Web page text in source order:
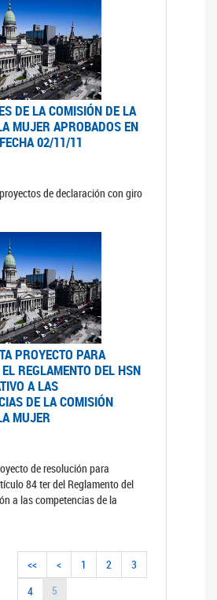
DE LA COMISIÓN DE LA
MUJER APROBADOS EN
02/11/11
de declaración con giro
PROYECTO PARA
REGLAMENTO DEL HSN
A LAS
DE LA COMISIÓN
MUJER
de resolución para
84 ter del Reglamento del
a las competencias de la
<< < 1 2
3
4
5